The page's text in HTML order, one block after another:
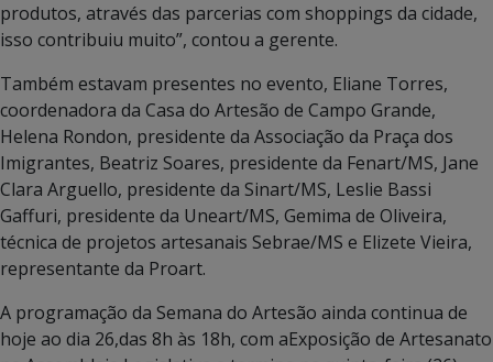
produtos, através das parcerias com shoppings da cidade,
isso contribuiu muito”, contou a gerente.
Também estavam presentes no evento, Eliane Torres,
coordenadora da Casa do Artesão de Campo Grande,
Helena Rondon, presidente da Associação da Praça dos
Imigrantes, Beatriz Soares, presidente da Fenart/MS, Jane
Clara Arguello, presidente da Sinart/MS, Leslie Bassi
Gaffuri, presidente da Uneart/MS, Gemima de Oliveira,
técnica de projetos artesanais Sebrae/MS e Elizete Vieira,
representante da Proart.
A programação da Semana do Artesão ainda continua de
hoje ao dia 26,das 8h às 18h, com aExposição de Artesanato